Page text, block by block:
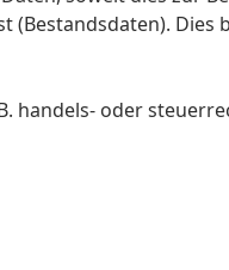
Dies
handels- oder